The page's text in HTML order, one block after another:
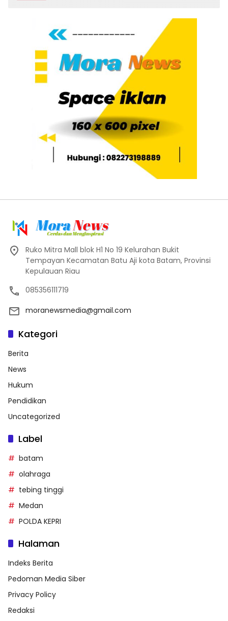
Ruko Mitra Mall blok H1 No 19 Kelurahan Bukit
Tempayan Kecamatan Batu Aji kota Batam, Provinsi
Kepulauan Riau
085356111719
moranewsmedia@gmail.com
Kategori
Berita
News
Hukum
Pendidikan
Uncategorized
Label
batam
olahraga
tebing tinggi
Medan
POLDA KEPRI
Halaman
Indeks Berita
Pedoman Media Siber
Privacy Policy
Redaksi